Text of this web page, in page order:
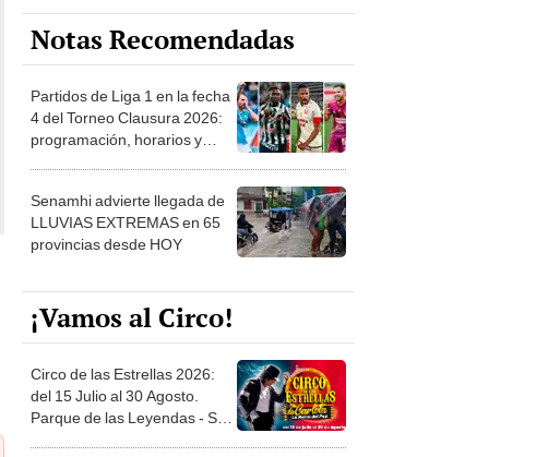
Notas Recomendadas
Partidos de Liga 1 en la fecha
4 del Torneo Clausura 2026:
programación, horarios y
Senamhi advierte llegada de
LLUVIAS EXTREMAS en 65
provincias desde HOY
¡Vamos al Circo!
Circo de las Estrellas 2026:
del 15 Julio al 30 Agosto.
Parque de las Leyendas - San